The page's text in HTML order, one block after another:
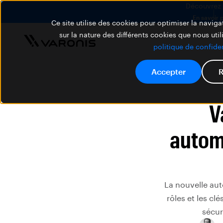
Ce site utilise des cookies pour optimiser la
sur la nature des différents cookies que nous
politique de
Accepter
En savoir
La nouvelle
rôles et les